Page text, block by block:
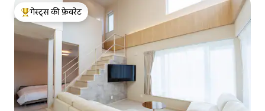
गेस्ट्स का टॉप फ़ेवरेट
गेस्ट्स की फ़ेवरेट